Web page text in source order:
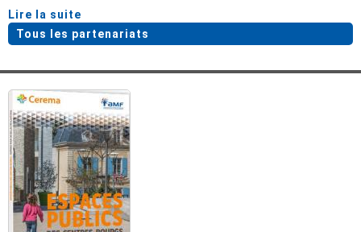
Lire la suite
Tous les partenariats